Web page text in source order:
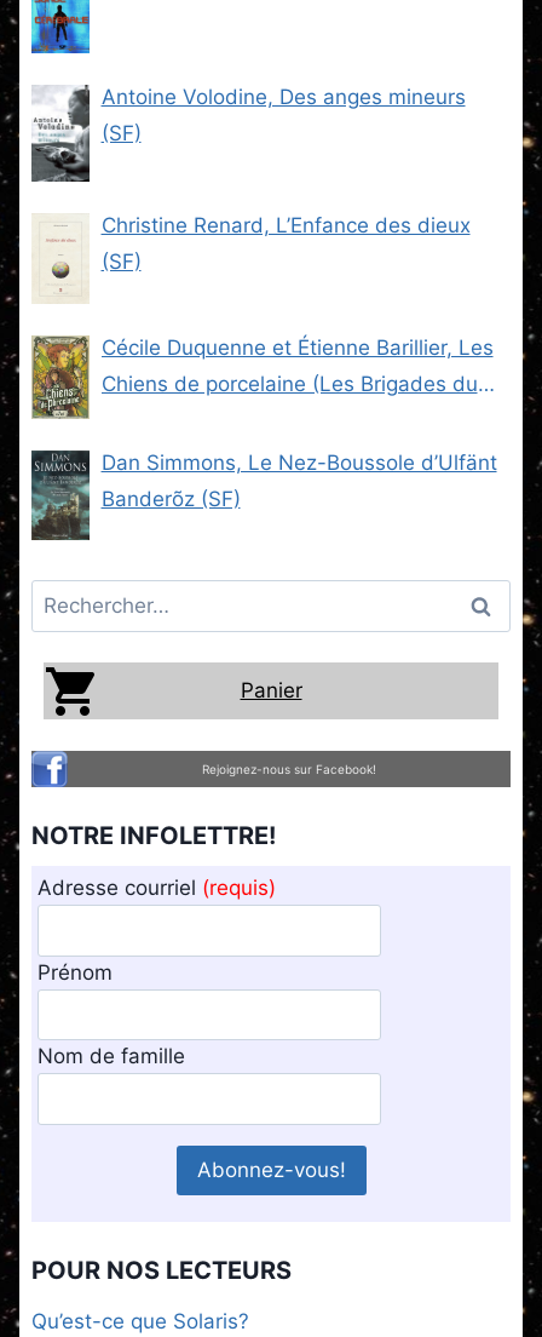
Antoine Volodine, Des anges mineurs
(SF)
Christine Renard, L’Enfance des dieux
(SF)
Cécile Duquenne et Étienne Barillier, Les
Chiens de porcelaine (Les Brigades du
Dan Simmons, Le Nez-Boussole d’Ulfänt
Banderõz (SF)
Rechercher :
Panier
Rejoignez-nous sur Facebook!
NOTRE INFOLETTRE!
Adresse courriel (requis)
Prénom
Nom de famille
POUR NOS LECTEURS
Qu’est-ce que Solaris?